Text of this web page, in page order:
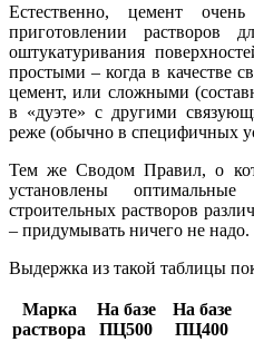
Естественно, цемент
приготовлении растворов
оштукатуривания
простыми – когда в качестве
цемент, или сложными
в «дуэте» с другими
реже (обычно в специфичных
Тем же Сводом Правил, о
установлены
строительных растворов
– придумывать ничего не надо.
Выдержка из такой таблицы
Марка
раствора
На базе
ПЦ500
На базе
ПЦ400